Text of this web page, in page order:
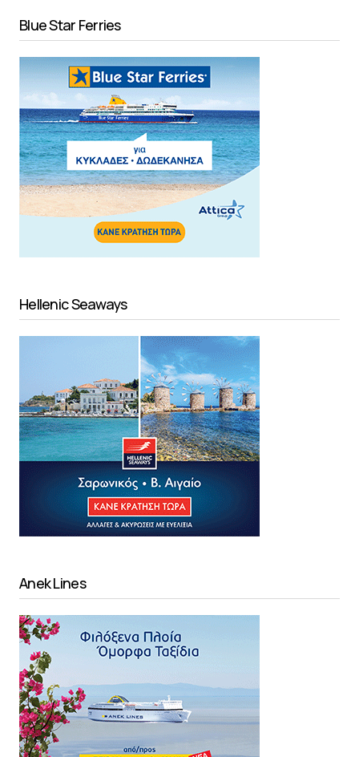
Blue Star Ferries
Hellenic Seaways
Anek Lines